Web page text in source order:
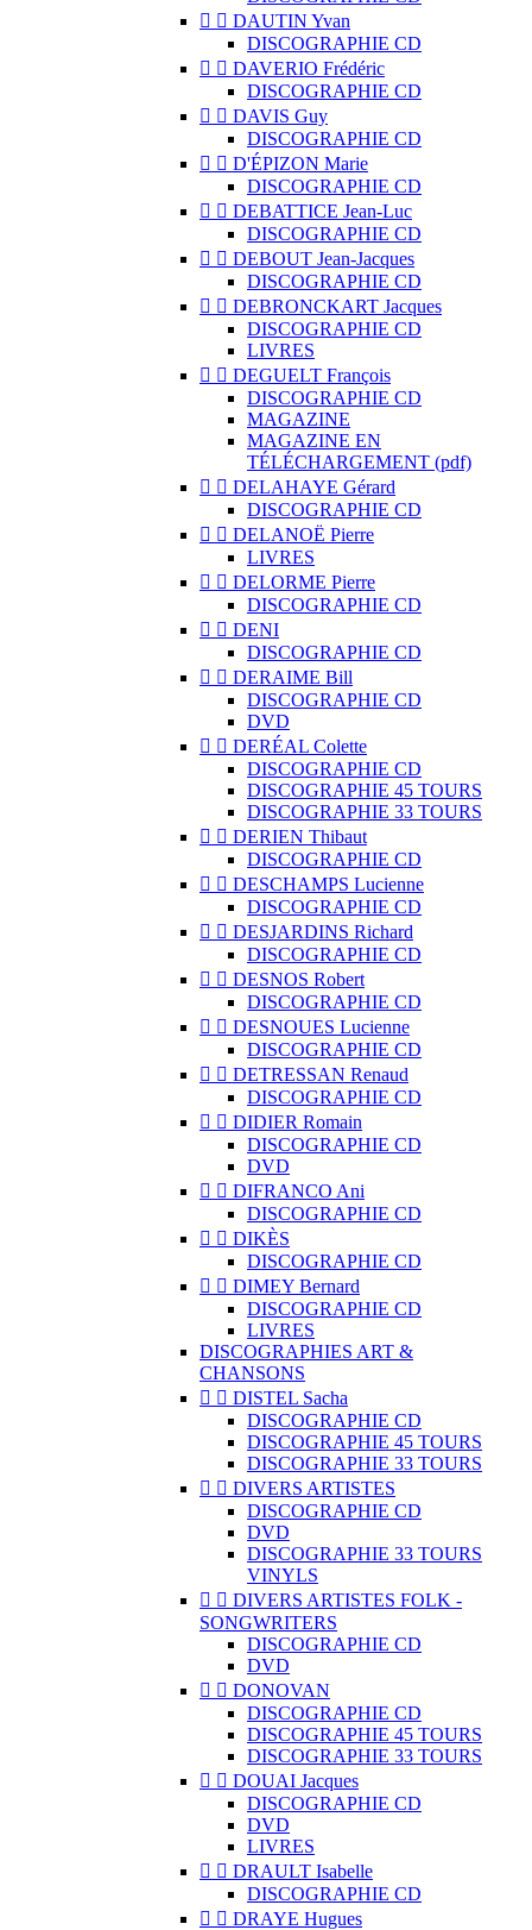
  DAUTIN Yvan
DISCOGRAPHIE CD
  DAVERIO Frédéric
DISCOGRAPHIE CD
  DAVIS Guy
DISCOGRAPHIE CD
  D'ÉPIZON Marie
DISCOGRAPHIE CD
  DEBATTICE Jean-Luc
DISCOGRAPHIE CD
  DEBOUT Jean-Jacques
DISCOGRAPHIE CD
  DEBRONCKART Jacques
DISCOGRAPHIE CD
LIVRES
  DEGUELT François
DISCOGRAPHIE CD
MAGAZINE
MAGAZINE EN
TÉLÉCHARGEMENT (pdf)
  DELAHAYE Gérard
DISCOGRAPHIE CD
  DELANOË Pierre
LIVRES
  DELORME Pierre
DISCOGRAPHIE CD
  DENI
DISCOGRAPHIE CD
  DERAIME Bill
DISCOGRAPHIE CD
DVD
  DERÉAL Colette
DISCOGRAPHIE CD
DISCOGRAPHIE 45 TOURS
DISCOGRAPHIE 33 TOURS
  DERIEN Thibaut
DISCOGRAPHIE CD
  DESCHAMPS Lucienne
DISCOGRAPHIE CD
  DESJARDINS Richard
DISCOGRAPHIE CD
  DESNOS Robert
DISCOGRAPHIE CD
  DESNOUES Lucienne
DISCOGRAPHIE CD
  DETRESSAN Renaud
DISCOGRAPHIE CD
  DIDIER Romain
DISCOGRAPHIE CD
DVD
  DIFRANCO Ani
DISCOGRAPHIE CD
  DIKÈS
DISCOGRAPHIE CD
  DIMEY Bernard
DISCOGRAPHIE CD
LIVRES
DISCOGRAPHIES ART &
CHANSONS
  DISTEL Sacha
DISCOGRAPHIE CD
DISCOGRAPHIE 45 TOURS
DISCOGRAPHIE 33 TOURS
  DIVERS ARTISTES
DISCOGRAPHIE CD
DVD
DISCOGRAPHIE 33 TOURS
VINYLS
  DIVERS ARTISTES FOLK -
SONGWRITERS
DISCOGRAPHIE CD
DVD
  DONOVAN
DISCOGRAPHIE CD
DISCOGRAPHIE 45 TOURS
DISCOGRAPHIE 33 TOURS
  DOUAI Jacques
DISCOGRAPHIE CD
DVD
LIVRES
  DRAULT Isabelle
DISCOGRAPHIE CD
  DRAYE Hugues